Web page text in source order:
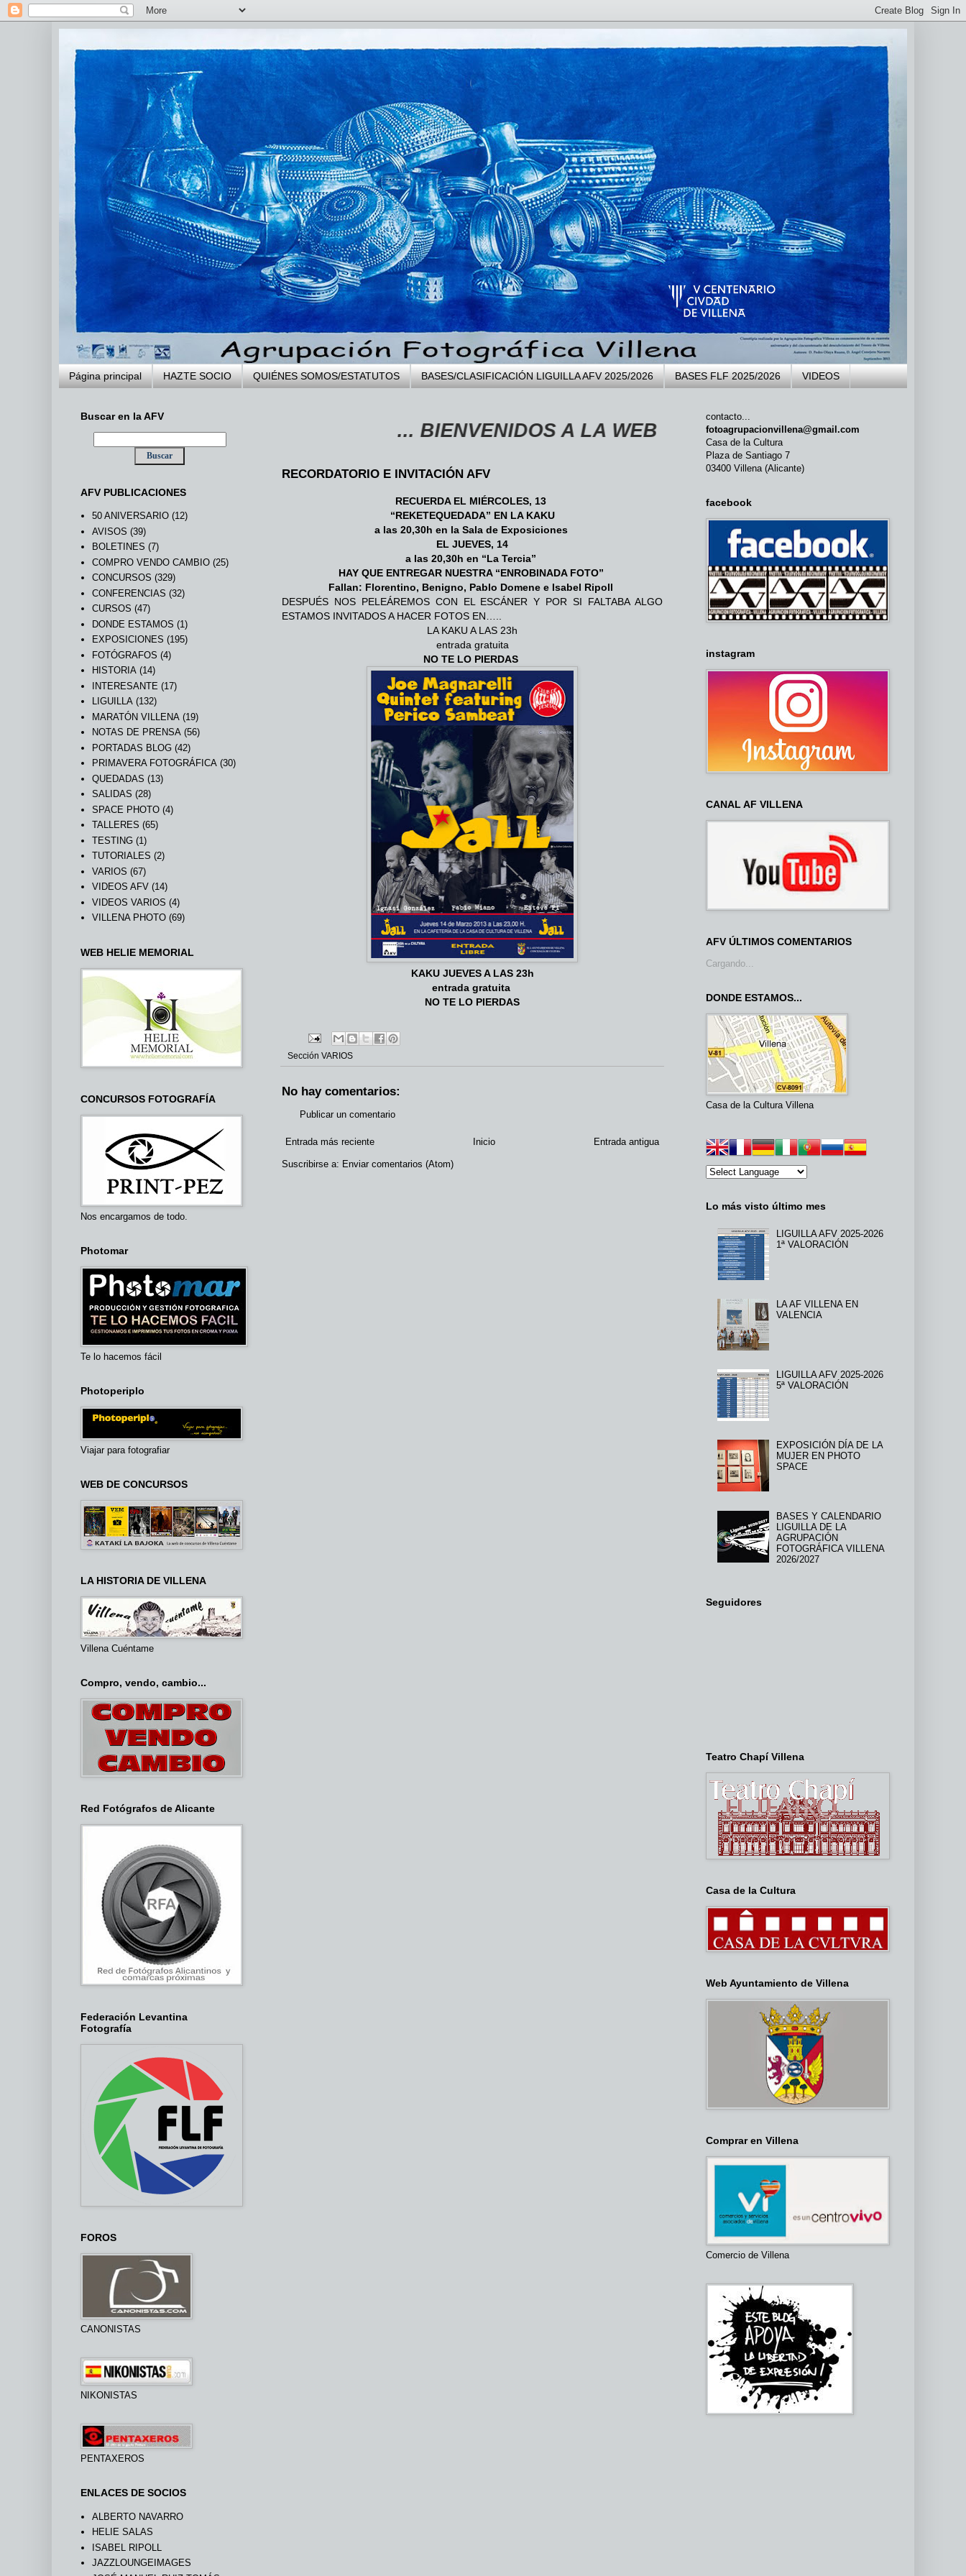
Página principal HAZTE SOCIO QUIÉNES SOMOS/ESTATUTOS BASES/CLASIFICACIÓN LIGUILLA AFV 2025/2026 BASES FLF 2025/2026 VIDEOS
... BIENVENIDOS A LA WEB DE LA AGRUPACIÓN FOTOGRÁFICA
RECORDATORIO E INVITACIÓN AFV
RECUERDA EL MIÉRCOLES, 13
“REKETEQUEDADA” EN LA KAKU
a las 20,30h en la Sala de Exposiciones
EL JUEVES, 14
a las 20,30h en “La Tercia”
HAY QUE ENTREGAR NUESTRA “ENROBINADA FOTO”
Fallan: Florentino, Benigno, Pablo Domene e Isabel Ripoll
DESPUÉS NOS PELEÁREMOS CON EL ESCÁNER Y POR SI FALTABA ALGO
ESTAMOS INVITADOS A HACER FOTOS EN…..
LA KAKU A LAS 23h
entrada gratuita
NO TE LO PIERDAS
KAKU JUEVES A LAS 23h
entrada gratuita
NO TE LO PIERDAS
Sección VARIOS
No hay comentarios:
Publicar un comentario
Entrada más reciente Entrada antigua
Inicio
Suscribirse a: Enviar comentarios (Atom)
Buscar en la AFV
AFV PUBLICACIONES
50 ANIVERSARIO (12)
AVISOS (39)
BOLETINES (7)
COMPRO VENDO CAMBIO (25)
CONCURSOS (329)
CONFERENCIAS (32)
CURSOS (47)
DONDE ESTAMOS (1)
EXPOSICIONES (195)
FOTÓGRAFOS (4)
HISTORIA (14)
INTERESANTE (17)
LIGUILLA (132)
MARATÓN VILLENA (19)
NOTAS DE PRENSA (56)
PORTADAS BLOG (42)
PRIMAVERA FOTOGRÁFICA (30)
QUEDADAS (13)
SALIDAS (28)
SPACE PHOTO (4)
TALLERES (65)
TESTING (1)
TUTORIALES (2)
VARIOS (67)
VIDEOS AFV (14)
VIDEOS VARIOS (4)
VILLENA PHOTO (69)
WEB HELIE MEMORIAL
CONCURSOS FOTOGRAFÍA
Nos encargamos de todo.
Photomar
Te lo hacemos fácil
Photoperiplo
Viajar para fotografiar
WEB DE CONCURSOS
LA HISTORIA DE VILLENA
Villena Cuéntame
Compro, vendo, cambio...
Red Fotógrafos de Alicante
Federación Levantina
Fotografía
FOROS
CANONISTAS
NIKONISTAS
PENTAXEROS
ENLACES DE SOCIOS
ALBERTO NAVARRO
HELIE SALAS
ISABEL RIPOLL
JAZZLOUNGEIMAGES
contacto...
fotoagrupacionvillena@gmail.com
Casa de la Cultura
Plaza de Santiago 7
03400 Villena (Alicante)
facebook
instagram
CANAL AF VILLENA
AFV ÚLTIMOS COMENTARIOS
Cargando...
DONDE ESTAMOS...
Casa de la Cultura Villena
Lo más visto último mes
LIGUILLA AFV 2025-2026
1ª VALORACIÓN
LA AF VILLENA EN
VALENCIA
LIGUILLA AFV 2025-2026
5ª VALORACIÓN
EXPOSICIÓN DÍA DE LA
MUJER EN PHOTO
SPACE
BASES Y CALENDARIO
LIGUILLA DE LA
AGRUPACIÓN
FOTOGRÁFICA VILLENA
2026/2027
Seguidores
Teatro Chapí Villena
Casa de la Cultura
Web Ayuntamiento de Villena
Comprar en Villena
Comercio de Villena